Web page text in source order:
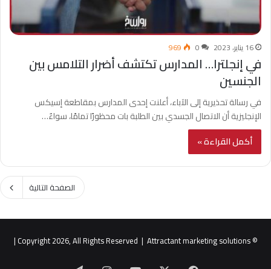
16 يناير، 2023 0
969
في إنجلترا… المدارس تكتشف أضرار التلامس بين
الجنسين
في رسالة تحذيرية إلى الآباء، أعلنت إحدى المدارس بمقاطعة إسيكس
الإنجليزية أن الاتصال الجسدي بين الطلبة بات محظورًا تمامًا، سواءٌ…
أكمل القراءة »
الصفحة التالية
© Copyright 2026, All Rights Reserved |
Attractant marketing solutions
|